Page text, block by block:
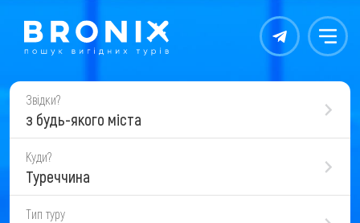
Контакты Меню
Звідки?
з будь-якого міста
Куди?
Туреччина
Тип туру